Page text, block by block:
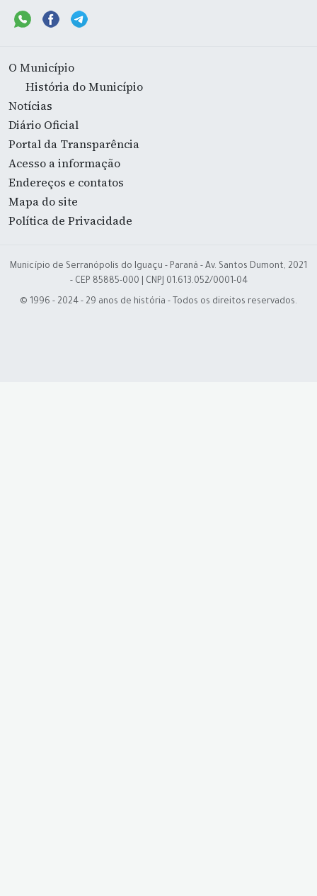
O Município
História do Município
Notícias
Diário Oficial
Portal da Transparência
Acesso a informação
Endereços e contatos
Mapa do site
Política de Privacidade
Município de Serranópolis do Iguaçu - Paraná - Av. Santos Dumont, 2021
- CEP 85885-000 | CNPJ 01.613.052/0001-04
© 1996 - 2024 - 29 anos de história - Todos os direitos reservados.